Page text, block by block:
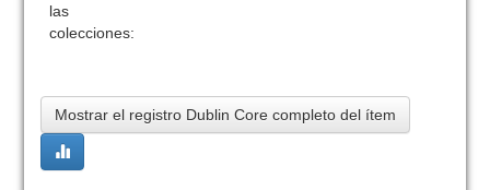
las
colecciones:
Mostrar el registro Dublin Core completo del ítem